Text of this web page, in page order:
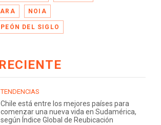
NOIA
DEL SIGLO
TENDENCIAS
Chile está entre los mejores países para
comenzar una nueva vida en Sudamérica,
según Índice Global de Reubicación